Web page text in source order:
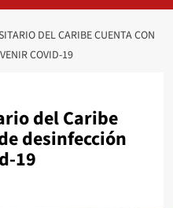
DEL CARIBE CUENTA CON
COVID-19
del Caribe
desinfección
19